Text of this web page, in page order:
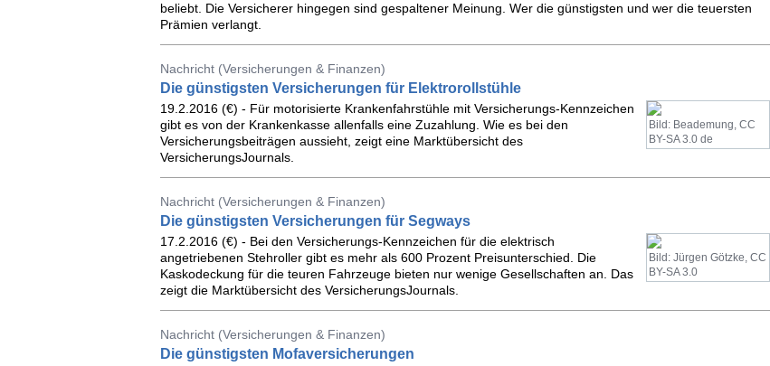
beliebt. Die Versicherer hingegen sind gespaltener Meinung. Wer die günstigsten und wer die teuersten
Prämien verlangt.
Nachricht (Versicherungen & Finanzen)
Die günstigsten Versicherungen für Elektrorollstühle
Bild: Beademung, CC
BY-SA 3.0 de
19.2.2016 (€) - Für motorisierte Krankenfahrstühle mit Versicherungs-Kennzeichen
gibt es von der Krankenkasse allenfalls eine Zuzahlung. Wie es bei den
Versicherungsbeiträgen aussieht, zeigt eine Marktübersicht des
VersicherungsJournals.
Nachricht (Versicherungen & Finanzen)
Die günstigsten Versicherungen für Segways
Bild: Jürgen Götzke, CC
BY-SA 3.0
17.2.2016 (€) - Bei den Versicherungs-Kennzeichen für die elektrisch
angetriebenen Stehroller gibt es mehr als 600 Prozent Preisunterschied. Die
Kaskodeckung für die teuren Fahrzeuge bieten nur wenige Gesellschaften an. Das
zeigt die Marktübersicht des VersicherungsJournals.
Nachricht (Versicherungen & Finanzen)
Die günstigsten Mofaversicherungen